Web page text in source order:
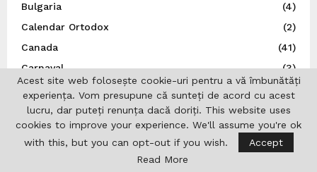
Bulgaria
(4)
Calendar Ortodox
(2)
Canada
(41)
Carnaval
(3)
China
(4)
Comunicat de presă
(284)
Concurs
(8)
Acest site web folosește cookie-uri pentru a vă îmbunătăți
experiența. Vom presupune că sunteți de acord cu acest
lucru, dar puteți renunța dacă doriți. This website uses
cookies to improve your experience. We'll assume you're ok
with this, but you can opt-out if you wish.
Accept
Read More